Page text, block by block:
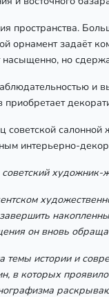
пространства.
орнамент задаёт
насыщенно, но
и
советской
интерьерно-
советский художник-
он вновь
истории и
в которых